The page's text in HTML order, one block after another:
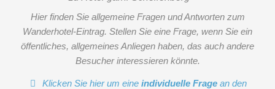
Hier finden Sie allgemeine Fragen und Antworten zum
Wanderhotel-Eintrag. Stellen Sie eine Frage, wenn Sie ein
öffentliches, allgemeines Anliegen haben, das auch andere
Besucher interessieren könnte.
Klicken Sie hier um eineindividuelle Frage an den